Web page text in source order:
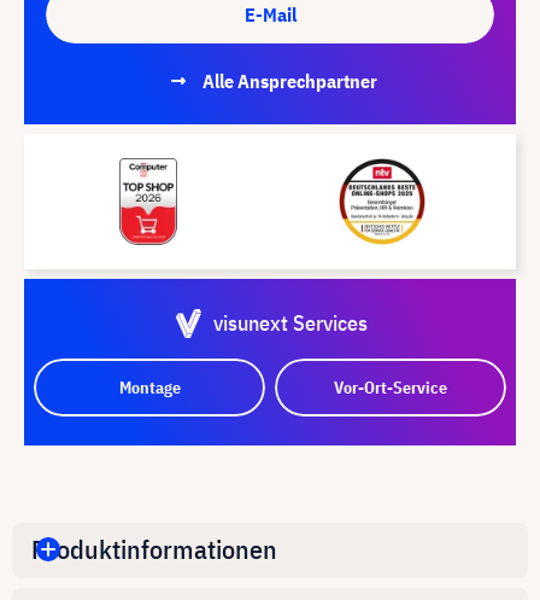
E-Mail
Alle Ansprechpartner
visunext Services
Montage Vor-Ort-Service
Produktinformationen